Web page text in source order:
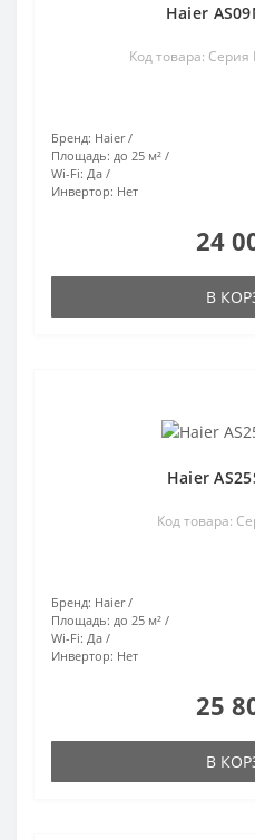
Haier
Код товара: Серия
Бренд: Haier
Площадь: до 25 м²
Wi-Fi: Да
Инвертор: Нет
24
В
Haier
Код товара:
Бренд: Haier
Площадь: до 25 м²
Wi-Fi: Да
Инвертор: Нет
25
В